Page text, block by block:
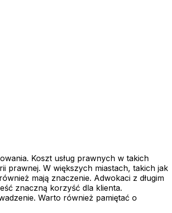
Koszt usług prawnych w takich
prawnej. W większych miastach, takich jak
mają znaczenie. Adwokaci z długim
znaczną korzyść dla klienta.
Warto również pamiętać o